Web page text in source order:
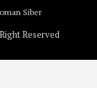
Siber
Reserved